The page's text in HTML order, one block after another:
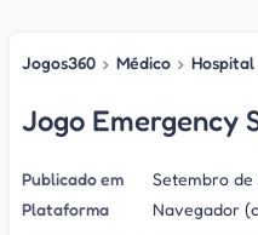
Jogos360 › Médico › Hospital
Jogo Emergency
Publicado em
Setembro de
Plataforma
Navegador